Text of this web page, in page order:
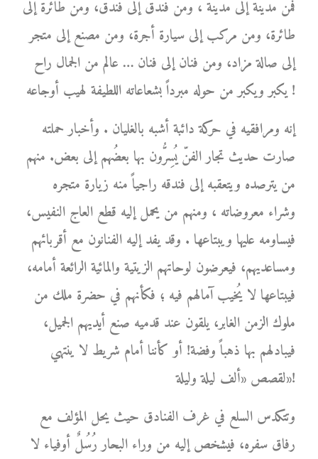
فمن مدينة إلى مدينة ، ومن فندق إلى فندق، ومن طائرة إلى
طائرة، ومن مركب إلى سيارة أجرة، ومن مصنع إلى متجر
إلى صالة مزاد، ومن فنان إلى فنان … عالم من الجمال راح
يكبر ويكبر من حوله مبرداً بشعاعاته اللطيفة لهيب أوجاعه !
إنه ومرافقيه في حركة دائبة أشبه بالغليان . وأخبار حملته
صارت حديث تجار الفنّ يُسِرُّون بها بعضُهم إلى بعض. منهم
من يترصده ويتعقبه إلى فندقه راجياً منه زيارة متجره
وشراء معروضاته ، ومنهم من يحمل إليه قطع العاج النفيس،
فيساومه عليها ويبتاعها . وقد يفد إليه الفنانون مع أقربائهم
ومساعديهم، فيعرضون لوحاتهم الزيتية والمائية الرائعة أمامه،
فيبتاعها لا يُخيب آمالهم فيه ؛ فكأنهم في حضرة ملك من
ملوك الزمن الغابر، يلقون عند قدميه صنع أيديهم الجميل،
فيبادلهم بها ذهباً وفضة! أو كأننا أمام شريط لا ينتهي
لقصص «ألف ليلة وليلة»!
وتتكدس السلع في غرف الفنادق حيث يحل المؤلف مع
رفاق سفره، فيشخص إليه من وراء البحار رُسُلٌ أوفياء لا